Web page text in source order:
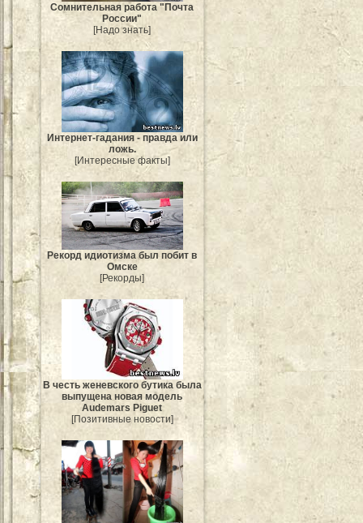
Сомнительная работа "Почта
России"
[Надо знать]
Интернет-гадания - правда или
ложь.
[Интересные факты]
Рекорд идиотизма был побит в
Омске
[Рекорды]
В честь женевского бутика была
выпущена новая модель
Audemars Piguet
[Позитивные новости]